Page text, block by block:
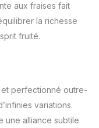
aux fraises fait
la richesse
fruité.
et perfectionné outre-
variations.
une alliance subtile